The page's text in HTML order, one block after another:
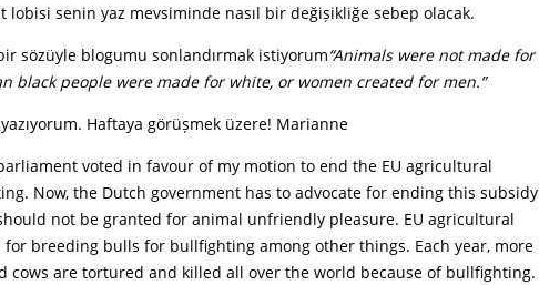
lobisi senin yaz mevsiminde nasıl bir değișikliğe sebep olacak.
sözüyle blogumu sonlandırmak istiyorum“Animals were not made for
black people were made for white, or women created for men.”
Haftaya görüșmek üzere! Marianne
voted in favour of my motion to end the EU agricultural
Now, the Dutch government has to advocate for ending this subsidy
not be granted for animal unfriendly pleasure. EU agricultural
breeding bulls for bullfighting among other things. Each year, more
cows are tortured and killed all over the world because of bullfighting.